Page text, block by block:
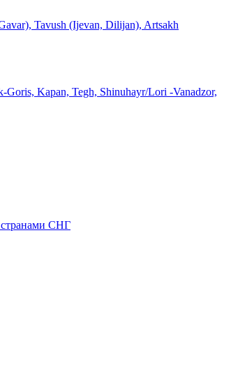
Tavush (Ijevan, Dilijan), Artsakh
Kapan, Tegh, Shinuhayr/Lori -Vanadzor,
странами СНГ